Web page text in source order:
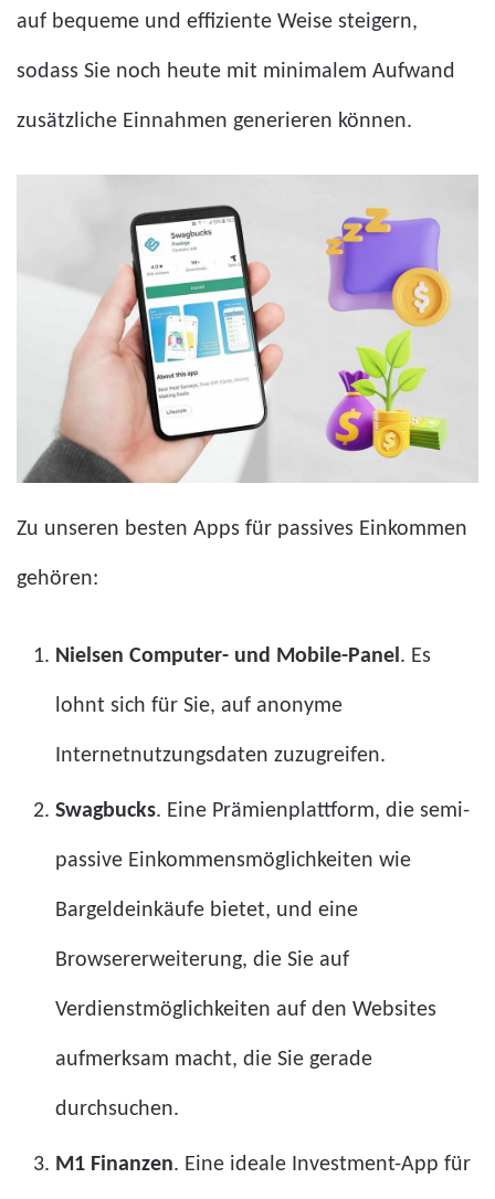
auf bequeme und effiziente Weise steigern,
sodass Sie noch heute mit minimalem Aufwand
zusätzliche Einnahmen generieren können.
Zu unseren besten Apps für passives Einkommen
gehören:
Nielsen Computer- und Mobile-Panel . Es
lohnt sich für Sie, auf anonyme
Internetnutzungsdaten zuzugreifen.
Swagbucks. Eine Prämienplattform, die semi-
passive Einkommensmöglichkeiten wie
Bargeldeinkäufe bietet, und eine
Browsererweiterung, die Sie auf
Verdienstmöglichkeiten auf den Websites
aufmerksam macht, die Sie gerade
durchsuchen.
M1 Finanzen. Eine ideale Investment-App für